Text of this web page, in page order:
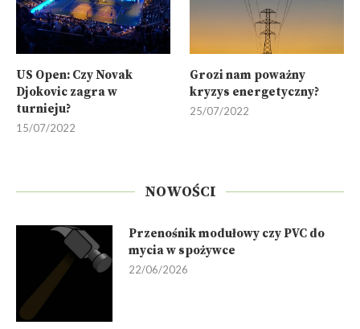
US Open: Czy Novak
Djokovic zagra w
turnieju?
15/07/2022
Grozi nam poważny
kryzys energetyczny?
25/07/2022
NOWOŚCI
Przenośnik modułowy czy PVC do
mycia w spożywce
22/06/2026